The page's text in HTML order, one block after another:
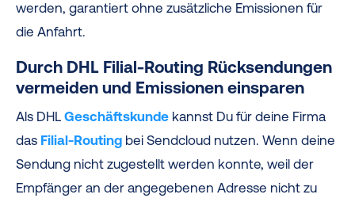
werden, garantiert ohne zusätzliche Emissionen für
die Anfahrt.
Durch DHL Filial-Routing Rücksendungen
vermeiden und Emissionen einsparen
Als DHL Geschäftskunde kannst Du für deine Firma
das Filial-Routing bei Sendcloud nutzen. Wenn deine
Sendung nicht zugestellt werden konnte, weil der
Empfänger an der angegebenen Adresse nicht zu